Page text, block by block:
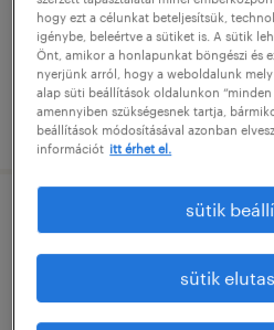
főiskolai, egyetemi
megjelenítve ekkor: 4
business process lead
planning & sap s4/hana
implementation)
hogy ezt a célunkat beteljesítsük,
igénybe, beleértve a sütiket is. A sütik
Önt, amikor a honlapunkat böngészi és
nyerjünk arról, hogy a weboldalunk
alap süti beállítások oldalunkon “minden
amennyiben szükségesnek tartja,
beállítások módosításával azonban
információt itt érhet el.
sütik
sütik